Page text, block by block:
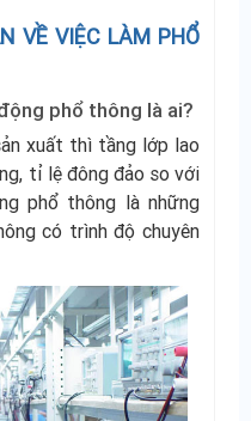
VỀ VIỆC LÀM PHỔ
phổ thông là ai?
xuất thì tầng lớp lao
tỉ lệ đông đảo so với
phổ thông là những
có trình độ chuyên